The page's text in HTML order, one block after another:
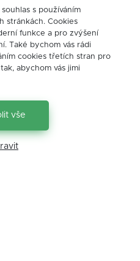
ochrana
podnikatel
pojištění
trh
rekreace
vůle
s používáním
stránkách. Cookies
funkce a pro zvýšení
Také bychom vás rádi
cookies třetích stran pro
abychom vás jimi
vše